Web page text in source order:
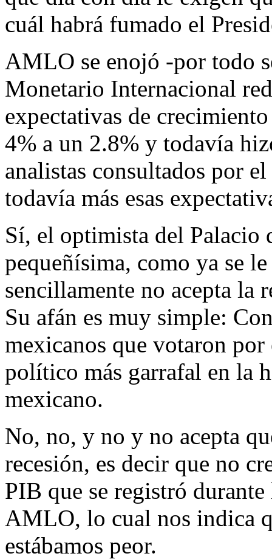
cuál habrá fumado el
AMLO se enojó -por todo
Monetario Internacional
expectativas de
4% a un 2.8% y todavía
analistas consultados por
todavía más esas
Sí, el optimista del Palacio
pequeñísima, como ya se
sencillamente no acepta la
Su afán es muy simple:
mexicanos que votaron
político más garrafal en la
mexicano.
No, no, y no y no acepta
recesión, es decir que no
PIB que se registró
AMLO, lo cual nos indica
estábamos peor.